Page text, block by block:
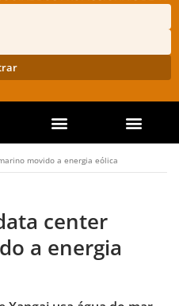
movido a energia eólica
center
a energia